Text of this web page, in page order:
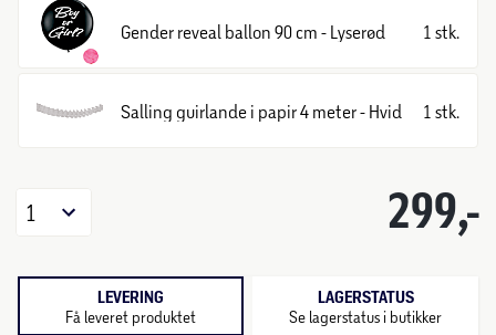
Gender reveal ballon 90 cm - Lyserød 1 stk.
Salling guirlande i papir 4 meter - Hvid 1 stk.
299,-
1
LEVERING
Få leveret produktet
LAGERSTATUS
Se lagerstatus i butikker